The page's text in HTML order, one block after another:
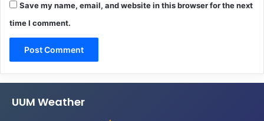
Save my name, email, and website in this browser for the next
time I comment.
UUM Weather